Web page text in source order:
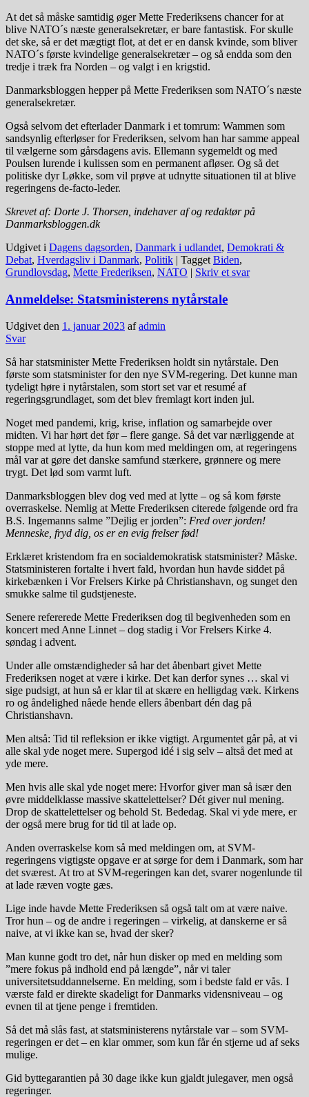
At det så måske samtidig øger Mette Frederiksens chancer for at
blive NATO´s næste generalsekretær, er bare fantastisk. For skulle
det ske, så er det mægtigt flot, at det er en dansk kvinde, som bliver
NATO´s første kvindelige generalsekretær – og så endda som den
tredje i træk fra Norden – og valgt i en krigstid.
Danmarksbloggen hepper på Mette Frederiksen som NATO´s næste
generalsekretær.
Også selvom det efterlader Danmark i et tomrum: Wammen som
sandsynlig efterløser for Frederiksen, selvom han har samme appeal
til vælgerne som gårsdagens avis. Ellemann sygemeldt og med
Poulsen lurende i kulissen som en permanent afløser. Og så det
politiske dyr Løkke, som vil prøve at udnytte situationen til at blive
regeringens de-facto-leder.
Skrevet af: Dorte J. Thorsen, indehaver af og redaktør på
Danmarksbloggen.dk
Udgivet i Dagens dagsorden, Danmark i udlandet, Demokrati &
Debat, Hverdagsliv i Danmark, Politik | Tagget Biden,
Grundlovsdag, Mette Frederiksen, NATO | Skriv et svar
Anmeldelse: Statsministerens nytårstale
Udgivet den 1. januar 2023 afadmin
Svar
Så har statsminister Mette Frederiksen holdt sin nytårstale. Den
første som statsminister for den nye SVM-regering. Det kunne man
tydeligt høre i nytårstalen, som stort set var et resumé af
regeringsgrundlaget, som det blev fremlagt kort inden jul.
Noget med pandemi, krig, krise, inflation og samarbejde over
midten. Vi har hørt det før – flere gange. Så det var nærliggende at
stoppe med at lytte, da hun kom med meldingen om, at regeringens
mål var at gøre det danske samfund stærkere, grønnere og mere
trygt. Det lød som varmt luft.
Danmarksbloggen blev dog ved med at lytte – og så kom første
overraskelse. Nemlig at Mette Frederiksen citerede følgende ord fra
B.S. Ingemanns salme ”Dejlig er jorden”: Fred over jorden!
Menneske, fryd dig, os er en evig frelser fød!
Erklæret kristendom fra en socialdemokratisk statsminister? Måske.
Statsministeren fortalte i hvert fald, hvordan hun havde siddet på
kirkebænken i Vor Frelsers Kirke på Christianshavn, og sunget den
smukke salme til gudstjeneste.
Senere refererede Mette Frederiksen dog til begivenheden som en
koncert med Anne Linnet – dog stadig i Vor Frelsers Kirke 4.
søndag i advent.
Under alle omstændigheder så har det åbenbart givet Mette
Frederiksen noget at være i kirke. Det kan derfor synes … skal vi
sige pudsigt, at hun så er klar til at skære en helligdag væk. Kirkens
ro og åndelighed nåede hende ellers åbenbart dén dag på
Christianshavn.
Men altså: Tid til refleksion er ikke vigtigt. Argumentet går på, at vi
alle skal yde noget mere. Supergod idé i sig selv – altså det med at
yde mere.
Men hvis alle skal yde noget mere: Hvorfor giver man så især den
øvre middelklasse massive skattelettelser? Dét giver nul mening.
Drop de skattelettelser og behold St. Bededag. Skal vi yde mere, er
der også mere brug for tid til at lade op.
Anden overraskelse kom så med meldingen om, at SVM-
regeringens vigtigste opgave er at sørge for dem i Danmark, som har
det sværest. At tro at SVM-regeringen kan det, svarer nogenlunde til
at lade ræven vogte gæs.
Lige inde havde Mette Frederiksen så også talt om at være naive.
Tror hun – og de andre i regeringen – virkelig, at danskerne er så
naive, at vi ikke kan se, hvad der sker?
Man kunne godt tro det, når hun disker op med en melding som
”mere fokus på indhold end på længde”, når vi taler
universitetsuddannelserne. En melding, som i bedste fald er vås. I
værste fald er direkte skadeligt for Danmarks vidensniveau – og
evnen til at tjene penge i fremtiden.
Så det må slås fast, at statsministerens nytårstale var – som SVM-
regeringen er det – en klar ommer, som kun får én stjerne ud af seks
mulige.
Gid byttegarantien på 30 dage ikke kun gjaldt julegaver, men også
regeringer.